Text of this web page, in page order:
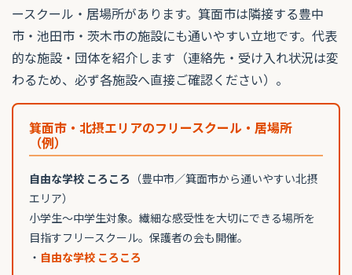
ースクール・居場所があります。箕面市は隣接する豊中
市・池田市・茨木市の施設にも通いやすい立地です。代表
的な施設・団体を紹介します（連絡先・受け入れ状況は変
わるため、必ず各施設へ直接ご確認ください）。
箕面市・北摂エリアのフリースクール・居場所
（例）
自由な学校 ころころ （豊中市／箕面市から通いやすい北摂
エリア）
小学生〜中学生対象。繊細な感受性を大切にできる場所を
目指すフリースクール。保護者の会も開催。
・ 自由な学校 ころころ